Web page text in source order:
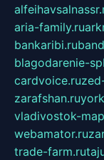
aria-family.ru
bankaribi.ru
blagodarenie-
cardvoice.ru
zarafshan.ru
vladivostok-
webamator.ru
trade-farm.ru